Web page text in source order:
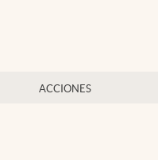
ACCIONES